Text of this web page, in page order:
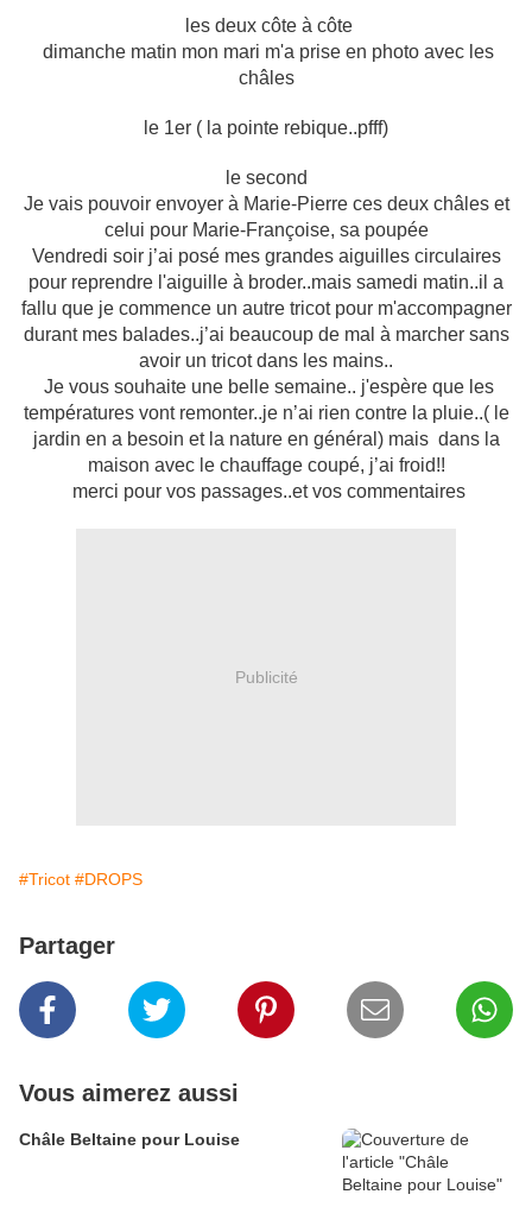
les deux côte à côte
dimanche matin mon mari m'a prise en photo avec les
châles
le 1er ( la pointe rebique..pfff)
le second
Je vais pouvoir envoyer à Marie-Pierre ces deux châles et
celui pour Marie-Françoise, sa poupée
Vendredi soir j’ai posé mes grandes aiguilles circulaires
pour reprendre l'aiguille à broder..mais samedi matin..il a
fallu que je commence un autre tricot pour m'accompagner
durant mes balades..j’ai beaucoup de mal à marcher sans
avoir un tricot dans les mains..
Je vous souhaite une belle semaine.. j'espère que les
températures vont remonter..je n’ai rien contre la pluie..( le
jardin en a besoin et la nature en général) mais dans la
maison avec le chauffage coupé, j’ai froid!!
merci pour vos passages..et vos commentaires
Publicité
#Tricot #DROPS
Partager
Vous aimerez aussi
Châle Beltaine pour Louise